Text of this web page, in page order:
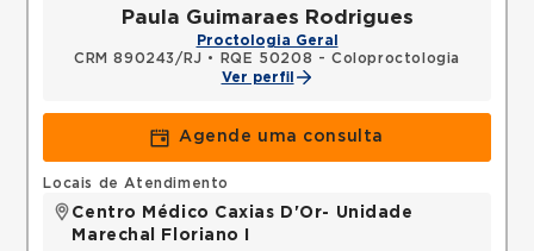
Paula Guimaraes Rodrigues
Proctologia Geral
CRM 890243/RJ •
RQE 50208 - Coloproctologia
Ver perfil
Agende uma consulta
Locais de Atendimento
Centro Médico Caxias D'Or- Unidade
Marechal Floriano I